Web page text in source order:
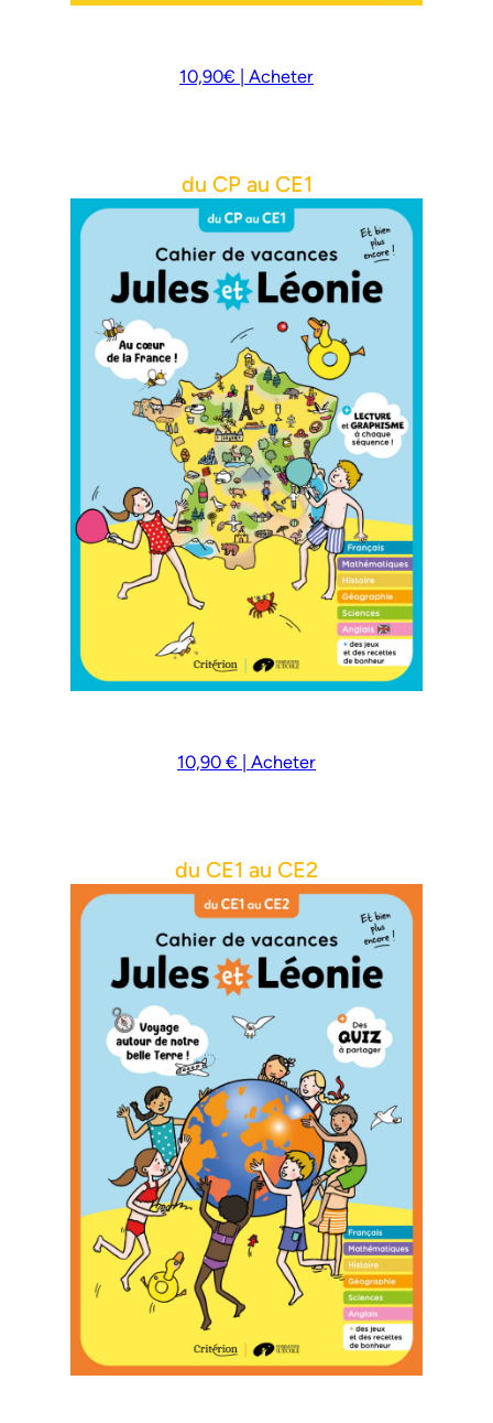
10,90€ | Acheter
du CP au CE1
10,90 € | Acheter
du CE1 au CE2